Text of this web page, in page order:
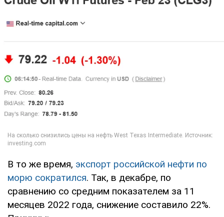
В то же время, экспорт российской нефти по
морю сократился. Так, в декабре, по
сравнению со средним показателем за 11
месяцев 2022 года, снижение составило 22%.